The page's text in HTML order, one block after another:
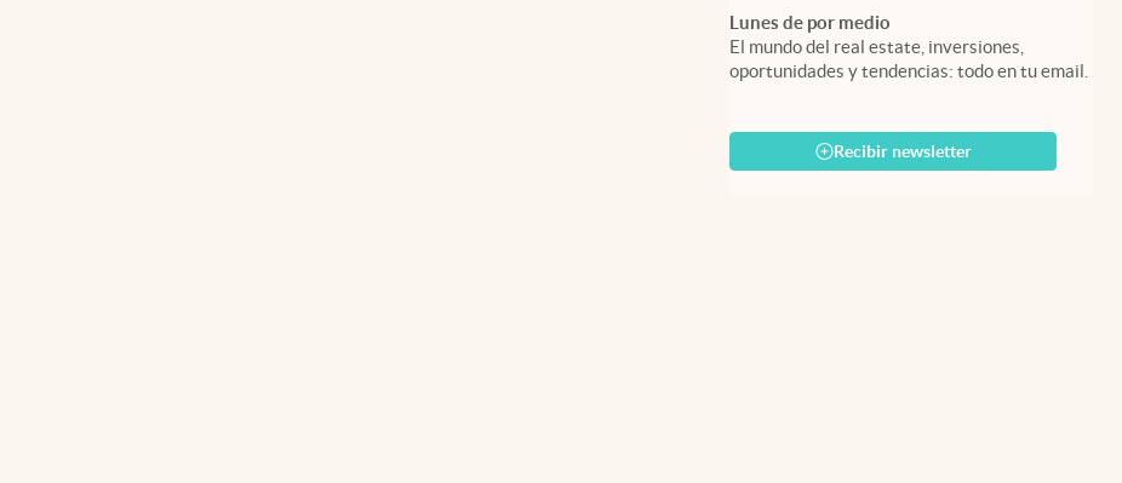
Lunes de por medio
El mundo del real estate, inversiones,
oportunidades y tendencias: todo en tu email.
Recibir newsletter